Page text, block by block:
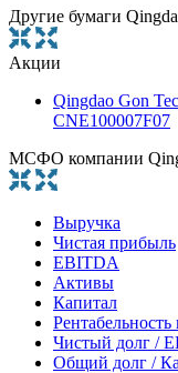
Другие бумаги
Акции
Qingdao Gon
CNE100007F07
МСФО компании
Выручка
Чистая прибыль
EBITDA
Активы
Капитал
Чистый долг /
Общий долг /